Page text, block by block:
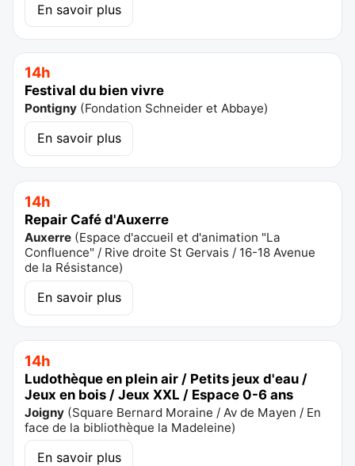
En savoir plus
14h
Festival du bien vivre
Pontigny (Fondation Schneider et Abbaye)
En savoir plus
14h
Repair Café d'Auxerre
Auxerre (Espace d'accueil et d'animation "La
Confluence" / Rive droite St Gervais / 16-18 Avenue
de la Résistance)
En savoir plus
14h
Ludothèque en plein air / Petits jeux d'eau /
Jeux en bois / Jeux XXL / Espace 0-6 ans
Joigny (Square Bernard Moraine / Av de Mayen / En
face de la bibliothèque la Madeleine)
En savoir plus